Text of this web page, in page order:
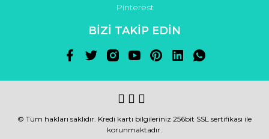
Pinterest
BİZİ TAKİP EDİN
© Tüm hakları saklıdır. Kredi kartı bilgileriniz 256bit SSL sertifikası ile
korunmaktadır.